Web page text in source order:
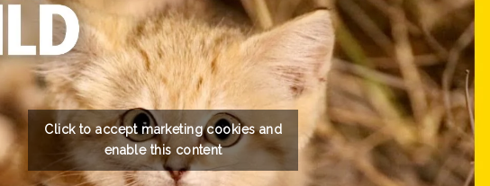
Click to accept marketing cookies and
enable this content